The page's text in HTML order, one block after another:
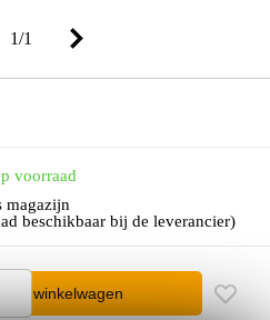
1/1
voorraad
magazijn
beschikbaar bij de leverancier)
In winkelwagen